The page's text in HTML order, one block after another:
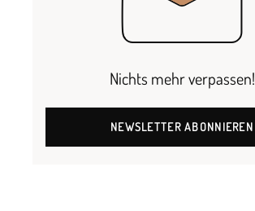
Nichts mehr verpassen!
NEWSLETTER ABONNIEREN